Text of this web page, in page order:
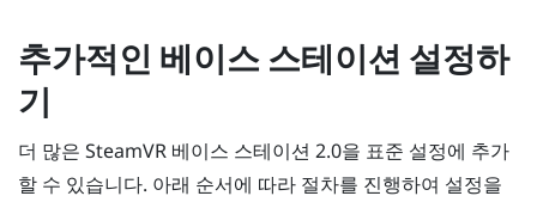
추가적인 베이스 스테이션 설정하
기
더 많은 SteamVR 베이스 스테이션 2.0을 표준 설정에 추가
할 수 있습니다. 아래 순서에 따라 절차를 진행하여 설정을